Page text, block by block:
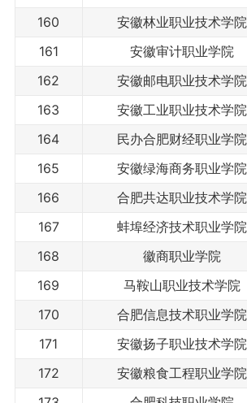
160
安徽林业职业技术学院
161
安徽审计职业学院
162
安徽邮电职业技术学院
163
安徽工业职业技术学院
164
民办合肥财经职业学院
165
安徽绿海商务职业学院
166
合肥共达职业技术学院
167
蚌埠经济技术职业学院
168
徽商职业学院
169
马鞍山职业技术学院
170
合肥信息技术职业学院
171
安徽扬子职业技术学院
172
安徽粮食工程职业学院